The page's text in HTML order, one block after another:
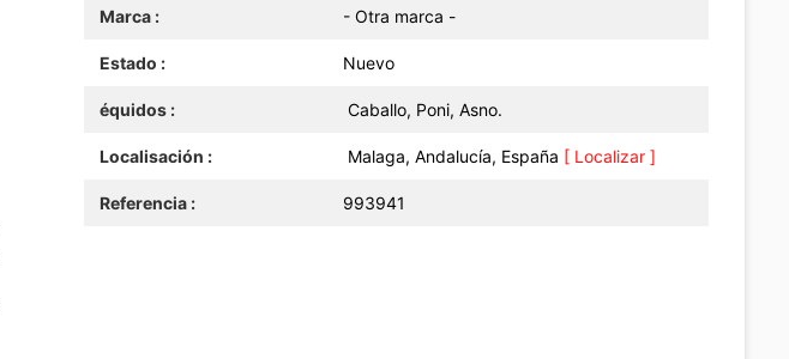
Marca : - Otra marca -
Estado : Nuevo
équidos : Caballo, Poni, Asno.
Localisación : Malaga, Andalucía, España [ Localizar ]
Referencia : 993941